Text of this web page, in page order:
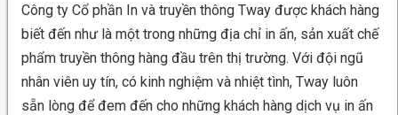
Công ty Cổ phần In và truyền thông Tway được khách hàng
biết đến như là một trong những địa chỉ in ấn, sản xuất chế
phẩm truyền thông hàng đầu trên thị trường. Với đội ngũ
nhân viên uy tín, có kinh nghiệm và nhiệt tình, Tway luôn
sẵn lòng để đem đến cho những khách hàng dịch vụ in ấn